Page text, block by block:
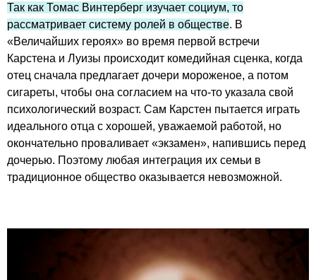
Так как Томас Винтерберг изучает социум, то
рассматривает систему ролей в обществе. В
«Величайших героях» во время первой встречи
Карстена и Луизы происходит комедийная сценка, когда
отец сначала предлагает дочери мороженое, а потом
сигареты, чтобы она согласием на что-то указала свой
психологический возраст. Сам Карстен пытается играть
идеального отца с хорошей, уважаемой работой, но
окончательно проваливает «экзамен», напившись перед
дочерью. Поэтому любая интеграция их семьи в
традиционное общество оказывается невозможной.